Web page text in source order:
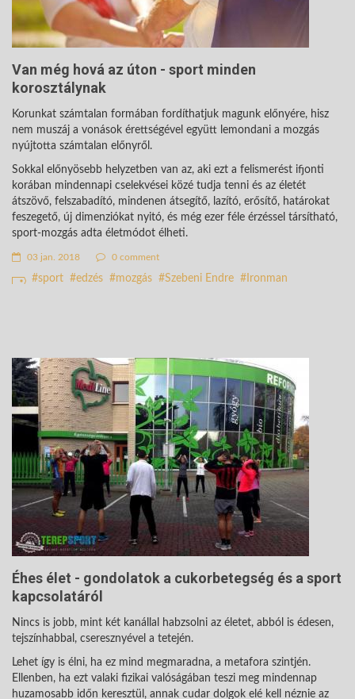
Van még hová az úton - sport minden
korosztálynak
Korunkat számtalan formában fordíthatjuk magunk előnyére, hisz
nem muszáj a vonások érettségével együtt lemondani a mozgás
nyújtotta számtalan előnyről.
Sokkal előnyösebb helyzetben van az, aki ezt a felismerést ifjonti
korában mindennapi cselekvései közé tudja tenni és az életét
átszövő, felszabadító, mindenen átsegítő, lazító, erősítő, határokat
feszegető, új dimenziókat nyitó, és még ezer féle érzéssel társítható,
sport-mozgás adta életmódot élheti.
03 jan. 2018 0 comment
sport edzés mozgás Szebeni Endre Ironman
Éhes élet - gondolatok a cukorbetegség és a sport
kapcsolatáról
Nincs is jobb, mint két kanállal habzsolni az életet, abból is édesen,
tejszínhabbal, cseresznyével a tetején.
Lehet így is élni, ha ez mind megmaradna, a metafora szintjén.
Ellenben, ha ezt valaki fizikai valóságában teszi meg mindennap
huzamosabb időn keresztül, annak cudar dolgok elé kell néznie az